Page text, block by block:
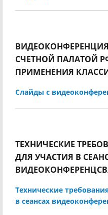
СЧЕТНОЙ ПАЛАТОЙ
ПРИМЕНЕНИЯ
Слайды с
ТЕХНИЧЕСКИЕ
ДЛЯ УЧАСТИЯ В
Технические
в сеансах